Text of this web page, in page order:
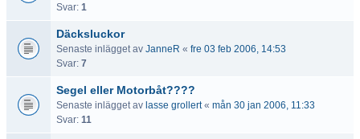
Svar: 1
Däcksluckor
Senaste inlägget av JanneR « fre 03 feb 2006, 14:53
Svar: 7
Segel eller Motorbåt????
Senaste inlägget av lasse grollert« mån 30 jan 2006, 11:33
Svar: 11